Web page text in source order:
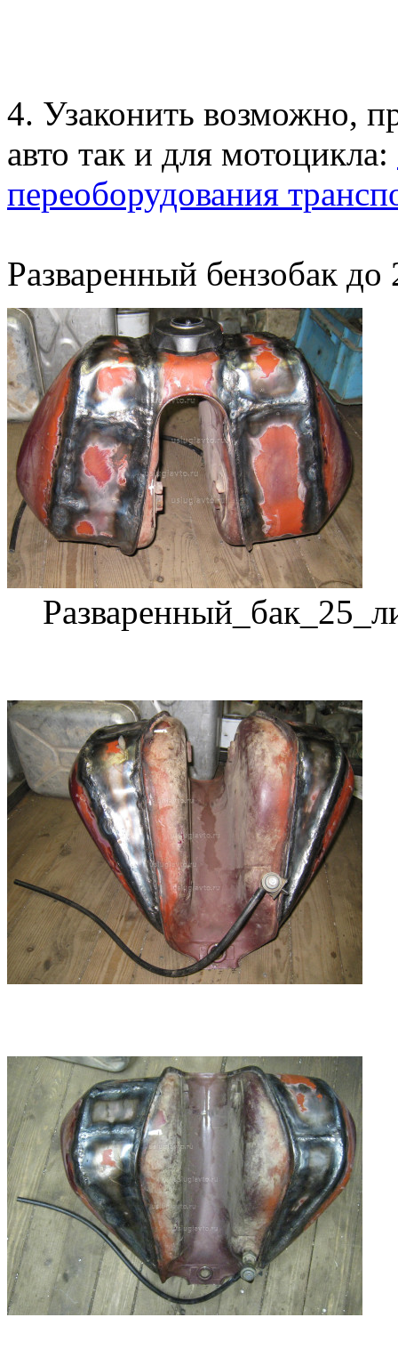
4. Узаконить возможно,
авто так и для мотоцикла:
переоборудования
Разваренный бензобак до